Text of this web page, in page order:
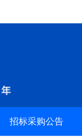
招标采购公告